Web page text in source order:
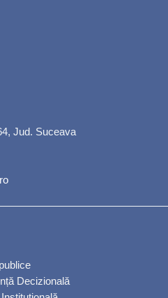
Jud. Suceava
Decizională